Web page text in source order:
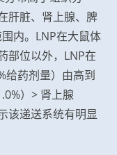
肝脏、肾上腺、脾
内。LNP在大鼠体
部位以外，LNP在
给药剂量）由高到
）> 肾上腺
该递送系统有明显